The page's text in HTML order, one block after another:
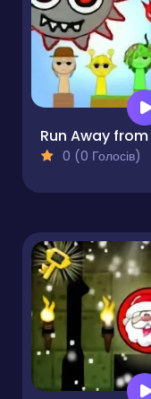
0 (0 Голосів)